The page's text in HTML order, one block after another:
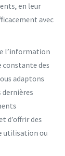
en leur
avec
l’information
constante des
adaptons
d’offrir des
utilisation ou